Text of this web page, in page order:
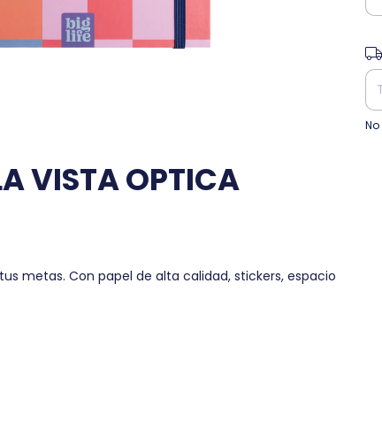
VISTA OPTICA
metas. Con papel de alta calidad, stickers, espacio